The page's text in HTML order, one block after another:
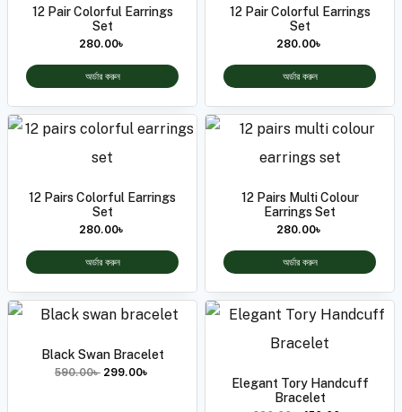
12 Pair Colorful Earrings
Set
280.00৳
অর্ডার করুন
12 Pair Colorful Earrings
Set
280.00৳
অর্ডার করুন
12 Pairs Colorful Earrings
Set
280.00৳
অর্ডার করুন
12 Pairs Multi Colour
Earrings Set
280.00৳
অর্ডার করুন
Black Swan Bracelet
590.00৳ 299.00৳
Elegant Tory Handcuff
Bracelet